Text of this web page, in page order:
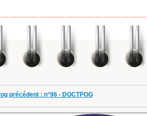
précédent : n°96 - DOCTPOG